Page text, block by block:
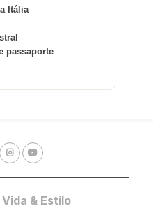
Itália
passaporte
Vida & Estilo